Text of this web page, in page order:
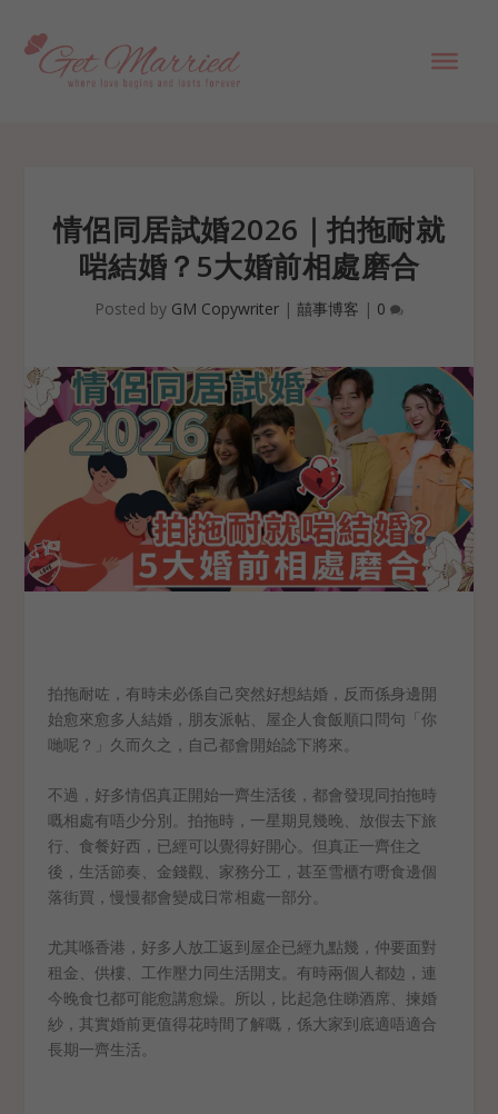
情侶同居試婚2026｜拍拖耐就
啱結婚？5大婚前相處磨合
Posted by GM Copywriter | 囍事博客 | 0
拍拖耐咗，有時未必係自己突然好想結婚，反而係身邊開
始愈來愈多人結婚，朋友派帖、屋企人食飯順口問句「你
哋呢？」久而久之，自己都會開始諗下將來。
不過，好多情侶真正開始一齊生活後，都會發現同拍拖時
嘅相處有唔少分別。拍拖時，一星期見幾晚、放假去下旅
行、食餐好西，已經可以覺得好開心。但真正一齊住之
後，生活節奏、金錢觀、家務分工，甚至雪櫃冇嘢食邊個
落街買，慢慢都會變成日常相處一部分。
尤其喺香港，好多人放工返到屋企已經九點幾，仲要面對
租金、供樓、工作壓力同生活開支。有時兩個人都攰，連
今晚食乜都可能愈講愈燥。所以，比起急住睇酒席、揀婚
紗，其實婚前更值得花時間了解嘅，係大家到底適唔適合
長期一齊生活。